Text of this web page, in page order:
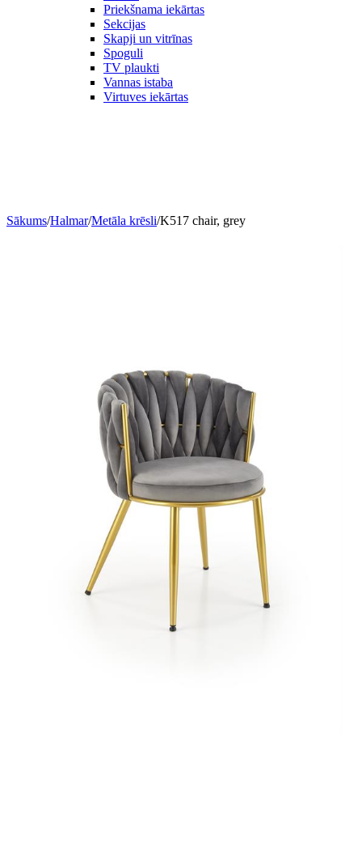
Priekšnama iekārtas
Sekcijas
Skapji un vitrīnas
Spoguli
TV plaukti
Vannas istaba
Virtuves iekārtas
Sākums/Halmar/Metāla krēsli/K517 chair, grey